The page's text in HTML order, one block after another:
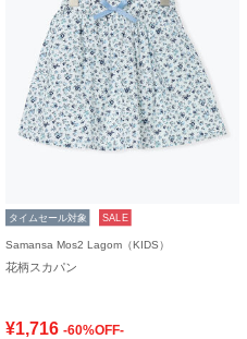
タイムセール対象 SALE
Samansa Mos2 Lagom（KIDS）
花柄スカパン
¥1,716 -60%OFF-